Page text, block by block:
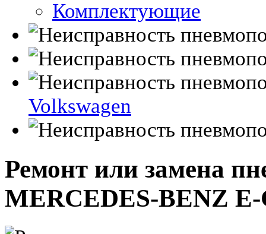
Комплектующие
Volkswagen
Ремонт или замена
MERCEDES-BENZ E-